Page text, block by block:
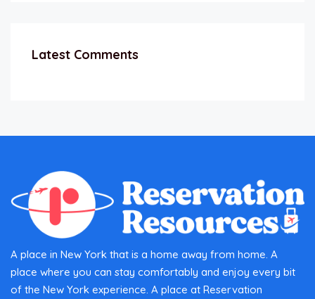
Latest Comments
A place in New York that is a home away from home. A
place where you can stay comfortably and enjoy every bit
of the New York experience. A place at Reservation